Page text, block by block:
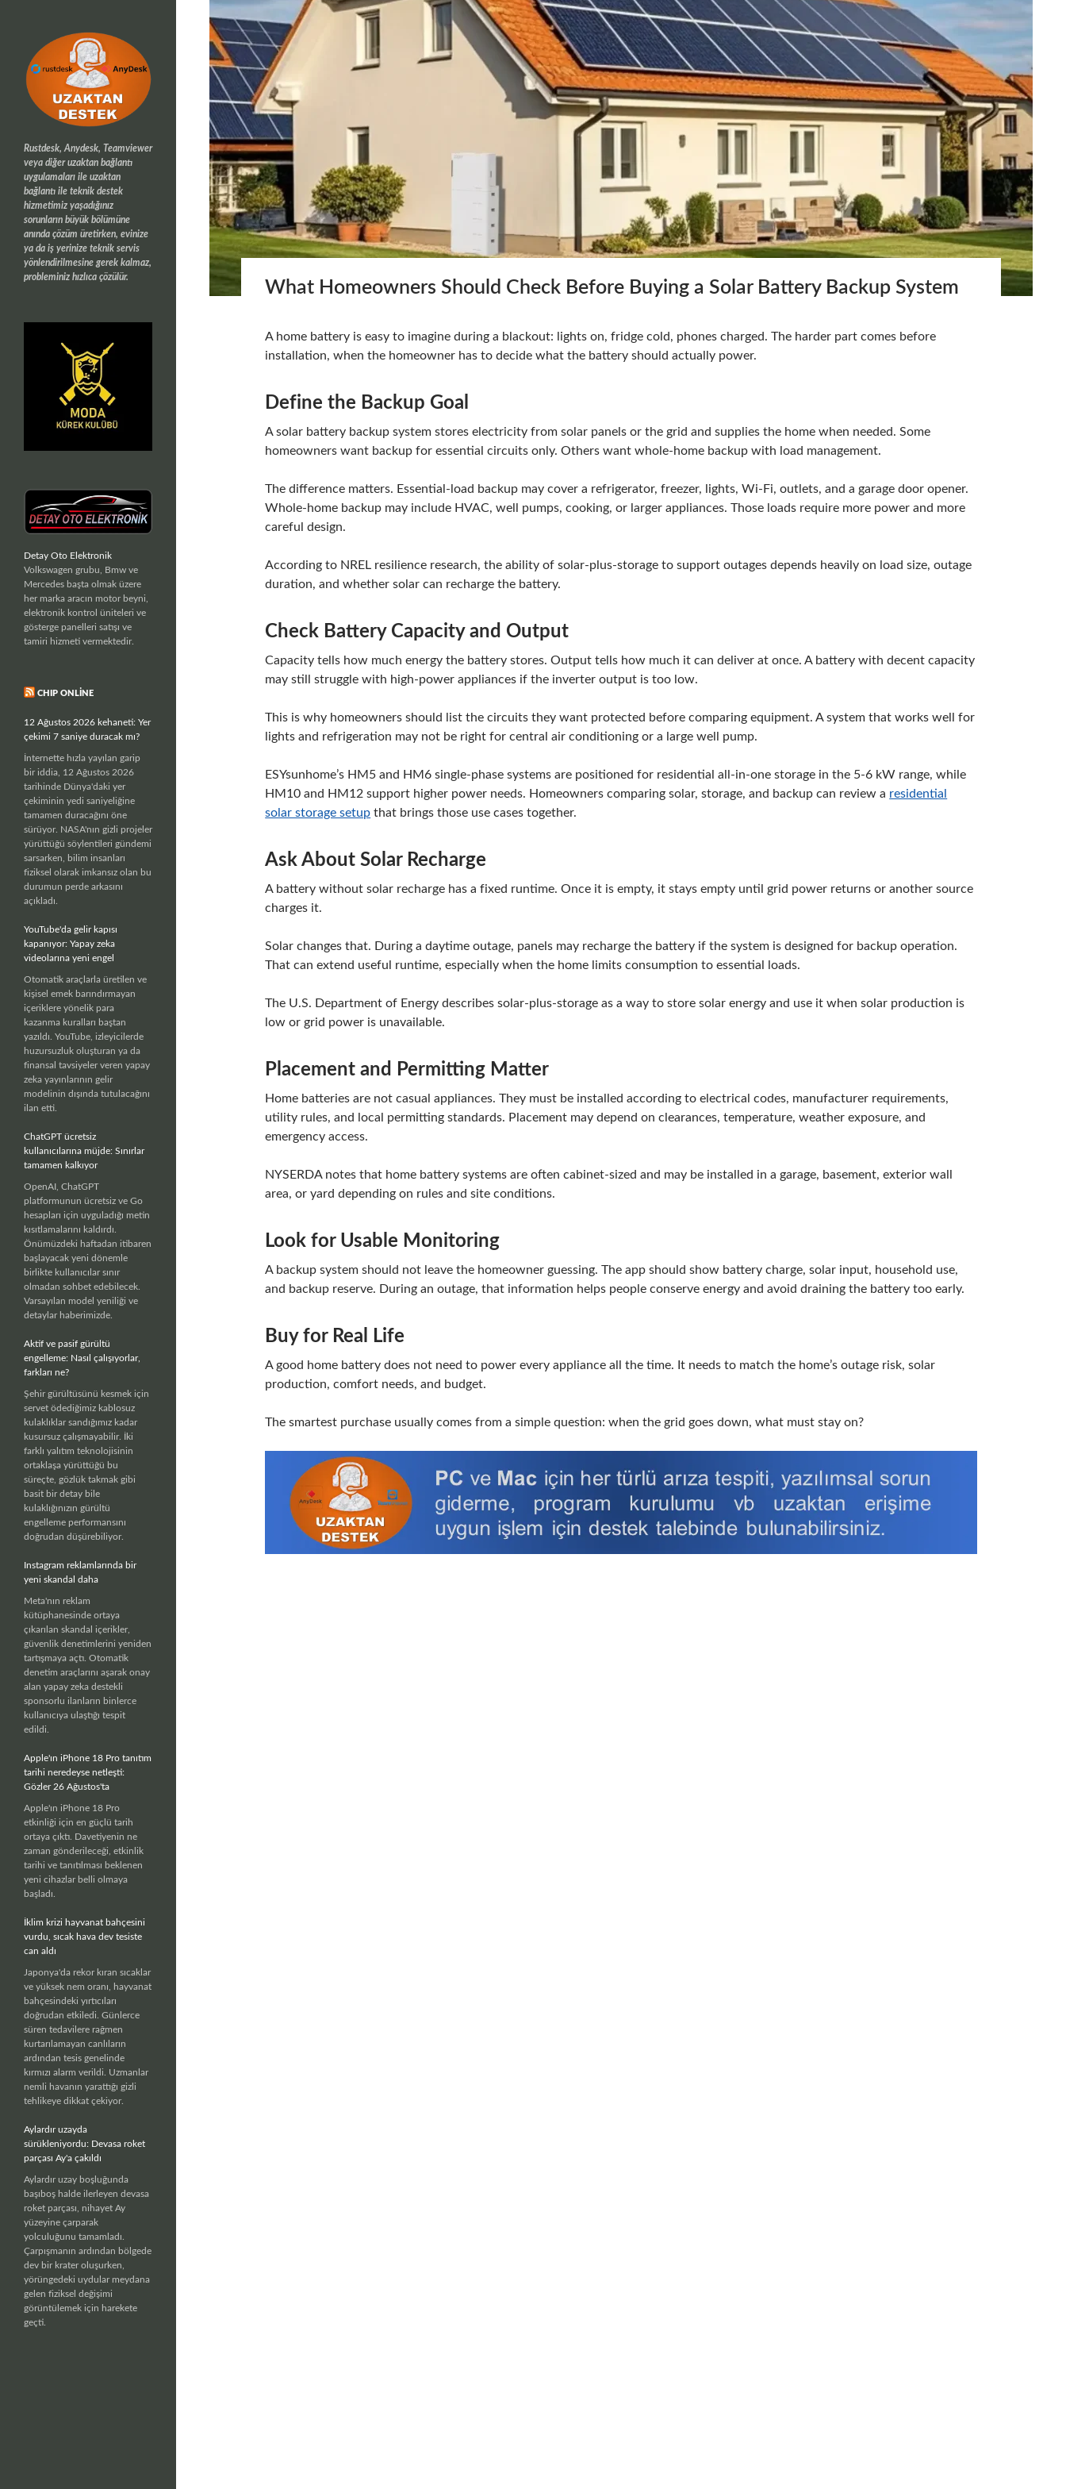
What Homeowners Should Check Before Buying a Solar Battery Backup System
A home battery is easy to imagine during a blackout: lights on, fridge cold, phones charged. The harder part comes before
installation, when the homeowner has to decide what the battery should actually power.
Define the Backup Goal
A solar battery backup system stores electricity from solar panels or the grid and supplies the home when needed. Some
homeowners want backup for essential circuits only. Others want whole-home backup with load management.
The difference matters. Essential-load backup may cover a refrigerator, freezer, lights, Wi-Fi, outlets, and a garage door opener.
Whole-home backup may include HVAC, well pumps, cooking, or larger appliances. Those loads require more power and more
careful design.
According to NREL resilience research, the ability of solar-plus-storage to support outages depends heavily on load size, outage
duration, and whether solar can recharge the battery.
Check Battery Capacity and Output
Capacity tells how much energy the battery stores. Output tells how much it can deliver at once. A battery with decent capacity
may still struggle with high-power appliances if the inverter output is too low.
This is why homeowners should list the circuits they want protected before comparing equipment. A system that works well for
lights and refrigeration may not be right for central air conditioning or a large well pump.
ESYsunhome’s HM5 and HM6 single-phase systems are positioned for residential all-in-one storage in the 5-6 kW range, while
HM10 and HM12 support higher power needs. Homeowners comparing solar, storage, and backup can review a residential
solar storage setup that brings those use cases together.
Ask About Solar Recharge
A battery without solar recharge has a fixed runtime. Once it is empty, it stays empty until grid power returns or another source
charges it.
Solar changes that. During a daytime outage, panels may recharge the battery if the system is designed for backup operation.
That can extend useful runtime, especially when the home limits consumption to essential loads.
The U.S. Department of Energy describes solar-plus-storage as a way to store solar energy and use it when solar production is
low or grid power is unavailable.
Placement and Permitting Matter
Home batteries are not casual appliances. They must be installed according to electrical codes, manufacturer requirements,
utility rules, and local permitting standards. Placement may depend on clearances, temperature, weather exposure, and
emergency access.
NYSERDA notes that home battery systems are often cabinet-sized and may be installed in a garage, basement, exterior wall
area, or yard depending on rules and site conditions.
Look for Usable Monitoring
A backup system should not leave the homeowner guessing. The app should show battery charge, solar input, household use,
and backup reserve. During an outage, that information helps people conserve energy and avoid draining the battery too early.
Buy for Real Life
A good home battery does not need to power every appliance all the time. It needs to match the home’s outage risk, solar
production, comfort needs, and budget.
The smartest purchase usually comes from a simple question: when the grid goes down, what must stay on?
Rustdesk, Anydesk, Teamviewer
veya diğer uzaktan bağlantı
uygulamaları ile uzaktan
bağlantı ile teknik destek
hizmetimiz yaşadığınız
sorunların büyük bölümüne
anında çözüm üretirken, evinize
ya da iş yerinize teknik servis
yönlendirilmesine gerek kalmaz,
probleminiz hızlıca çözülür.
Detay Oto Elektronik
Volkswagen grubu, Bmw ve
Mercedes başta olmak üzere
her marka aracın motor beyni,
elektronik kontrol üniteleri ve
gösterge panelleri satışı ve
tamiri hizmeti vermektedir.
CHIP ONLINE
12 Ağustos 2026 kehaneti: Yer
çekimi 7 saniye duracak mı?
İnternette hızla yayılan garip
bir iddia, 12 Ağustos 2026
tarihinde Dünya'daki yer
çekiminin yedi saniyeliğine
tamamen duracağını öne
sürüyor. NASA'nın gizli projeler
yürüttüğü söylentileri gündemi
sarsarken, bilim insanları
fiziksel olarak imkansız olan bu
durumun perde arkasını
açıkladı.
YouTube'da gelir kapısı
kapanıyor: Yapay zeka
videolarına yeni engel
Otomatik araçlarla üretilen ve
kişisel emek barındırmayan
içeriklere yönelik para
kazanma kuralları baştan
yazıldı. YouTube, izleyicilerde
huzursuzluk oluşturan ya da
finansal tavsiyeler veren yapay
zeka yayınlarının gelir
modelinin dışında tutulacağını
ilan etti.
ChatGPT ücretsiz
kullanıcılarına müjde: Sınırlar
tamamen kalkıyor
OpenAI, ChatGPT
platformunun ücretsiz ve Go
hesapları için uyguladığı metin
kısıtlamalarını kaldırdı.
Önümüzdeki haftadan itibaren
başlayacak yeni dönemle
birlikte kullanıcılar sınır
olmadan sohbet edebilecek.
Varsayılan model yeniliği ve
detaylar haberimizde.
Aktif ve pasif gürültü
engelleme: Nasıl çalışıyorlar,
farkları ne?
Şehir gürültüsünü kesmek için
servet ödediğimiz kablosuz
kulaklıklar sandığımız kadar
kusursuz çalışmayabilir. İki
farklı yalıtım teknolojisinin
ortaklaşa yürüttüğü bu
süreçte, gözlük takmak gibi
basit bir detay bile
kulaklığınızın gürültü
engelleme performansını
doğrudan düşürebiliyor.
Instagram reklamlarında bir
yeni skandal daha
Meta'nın reklam
kütüphanesinde ortaya
çıkarılan skandal içerikler,
güvenlik denetimlerini yeniden
tartışmaya açtı. Otomatik
denetim araçlarını aşarak onay
alan yapay zeka destekli
sponsorlu ilanların binlerce
kullanıcıya ulaştığı tespit
edildi.
Apple'ın iPhone 18 Pro tanıtım
tarihi neredeyse netleşti:
Gözler 26 Ağustos'ta
Apple'ın iPhone 18 Pro
etkinliği için en güçlü tarih
ortaya çıktı. Davetiyenin ne
zaman gönderileceği, etkinlik
tarihi ve tanıtılması beklenen
yeni cihazlar belli olmaya
başladı.
İklim krizi hayvanat bahçesini
vurdu, sıcak hava dev tesiste
can aldı
Japonya'da rekor kıran sıcaklar
ve yüksek nem oranı, hayvanat
bahçesindeki yırtıcıları
doğrudan etkiledi. Günlerce
süren tedavilere rağmen
kurtarılamayan canlıların
ardından tesis genelinde
kırmızı alarm verildi. Uzmanlar
nemli havanın yarattığı gizli
tehlikeye dikkat çekiyor.
Aylardır uzayda
sürükleniyordu: Devasa roket
parçası Ay'a çakıldı
Aylardır uzay boşluğunda
başıboş halde ilerleyen devasa
roket parçası, nihayet Ay
yüzeyine çarparak
yolculuğunu tamamladı.
Çarpışmanın ardından bölgede
dev bir krater oluşurken,
yörüngedeki uydular meydana
gelen fiziksel değişimi
görüntülemek için harekete
geçti.